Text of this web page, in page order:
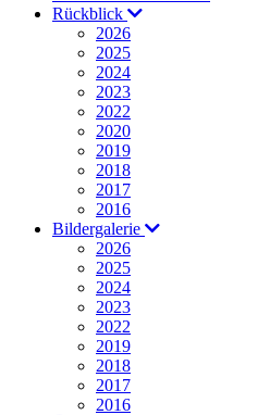
Rückblick
2026
2025
2024
2023
2022
2020
2019
2018
2017
2016
Bildergalerie
2026
2025
2024
2023
2022
2019
2018
2017
2016